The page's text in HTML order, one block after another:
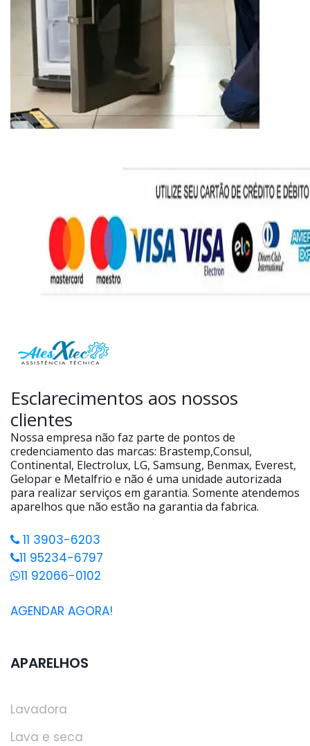
Esclarecimentos aos nossos
clientes
Nossa empresa não faz parte de pontos de
credenciamento das marcas: Brastemp,Consul,
Continental, Electrolux, LG, Samsung, Benmax, Everest,
Gelopar e Metalfrio e não é uma unidade autorizada
para realizar serviços em garantia. Somente atendemos
aparelhos que não estão na garantia da fabrica.
11 3903-6203
11 95234-6797
11 92066-0102
AGENDAR AGORA!
APARELHOS
Lavadora
Lava e seca